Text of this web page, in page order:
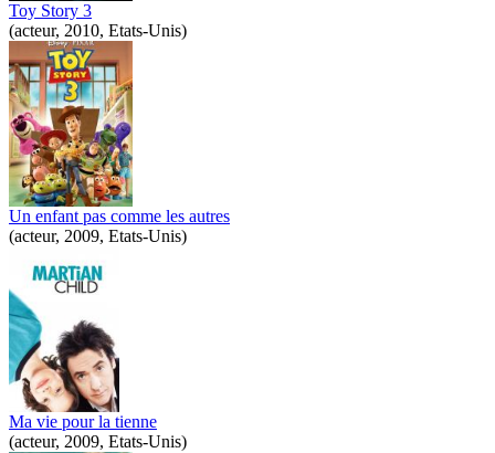
Toy Story 3
(acteur, 2010, Etats-Unis)
Un enfant pas comme les autres
(acteur, 2009, Etats-Unis)
Ma vie pour la tienne
(acteur, 2009, Etats-Unis)